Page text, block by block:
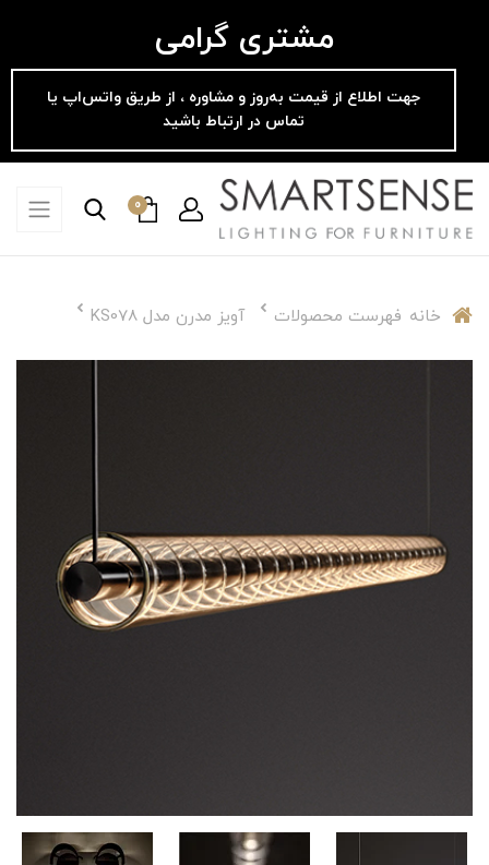
مشتری گرامی
جهت اطلاع از قیمت به‌روز و مشاوره ، از طریق واتس‌اپ یا
تماس در ارتباط باشید
0
خانه فهرست محصولات آویز مدرن مدل KS078